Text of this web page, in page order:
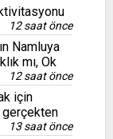
12 saat önce
Namluya
mı, Ok
12 saat önce
için
13 saat önce